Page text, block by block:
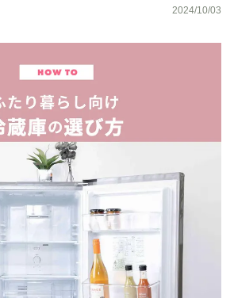
2024/10/03